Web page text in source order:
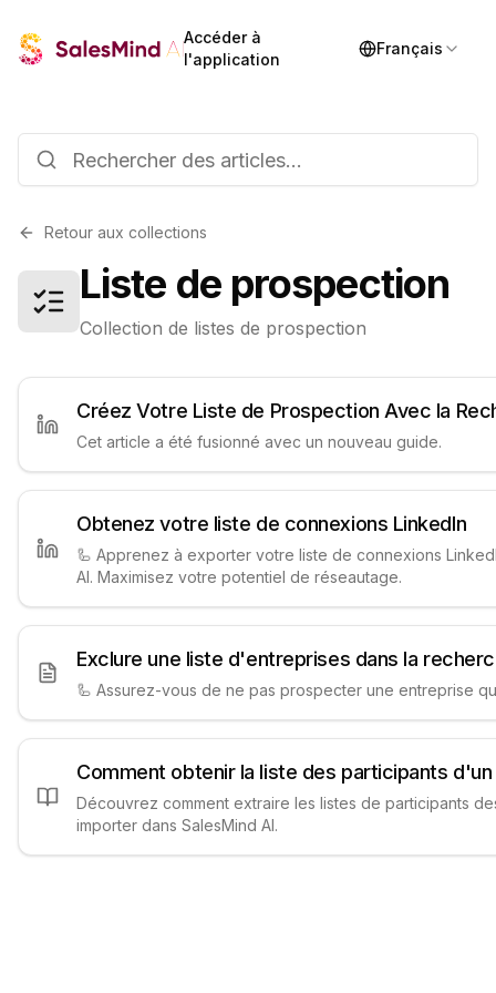
Accéder à
l'application
Français
Retour aux collections
Liste de prospection
Collection de listes de prospection
Créez Votre Liste de Prospection Avec la
Cet article a été fusionné avec un nouveau guide.
Obtenez votre liste de connexions LinkedIn
🦾 Apprenez à exporter votre liste de connexions
AI. Maximisez votre potentiel de réseautage.
Exclure une liste d'entreprises dans la
🦾 Assurez-vous de ne pas prospecter une entreprise
Comment obtenir la liste des participants
Découvrez comment extraire les listes de participants
importer dans SalesMind AI.